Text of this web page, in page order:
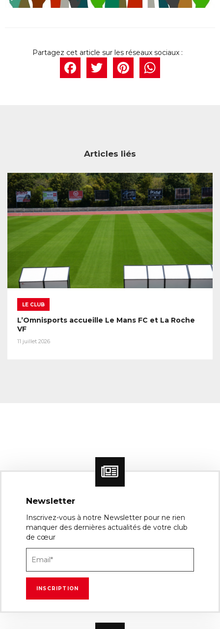
Facebook
Twitter
Articles liés
LE CLUB
L’Omnisports accueille Le Mans FC et La Roche
VF
11 juillet 2026
Newsletter
Inscrivez-vous à notre Newsletter pour ne rien
manquer des dernières actualités de votre club
de cœur